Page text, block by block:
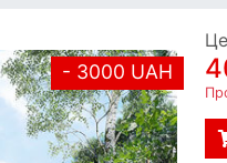
- 3000 UAH